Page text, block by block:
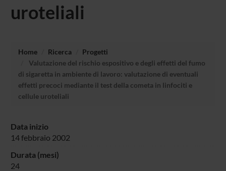
uroteliali
Home Ricerca
Progetti
Valutazione del rischio espositivo e degli effetti del fumo
di sigaretta in ambiente di lavoro: valutazione di eventuali
effetti precoci mediante il test della cometa in linfociti e
cellule uroteliali
Data inizio
14 febbraio 2002
Durata (mesi)
24